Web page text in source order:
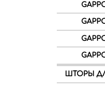
ШТОРЫ